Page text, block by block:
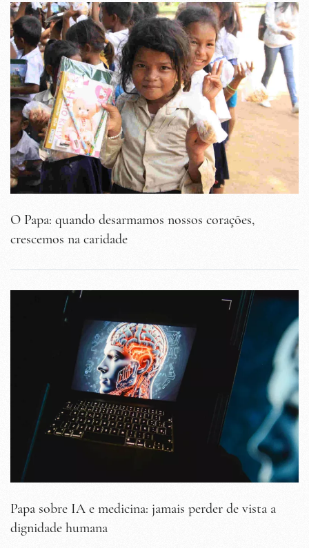
O Papa: quando desarmamos nossos corações,
crescemos na caridade
Papa sobre IA e medicina: jamais perder de vista a
dignidade humana